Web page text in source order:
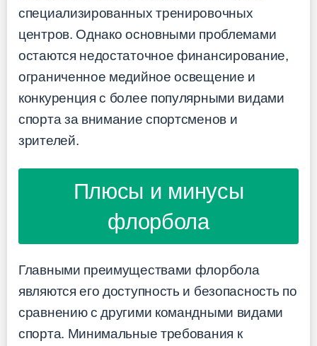
специализированных тренировочных
центров. Однако основными проблемами
остаются недостаточное финансирование,
ограниченное медийное освещение и
конкуренция с более популярными видами
спорта за внимание спортсменов и
зрителей.
Плюсы и минусы
флорбола
Главными преимуществами флорбола
являются его доступность и безопасность по
сравнению с другими командными видами
спорта. Минимальные требования к